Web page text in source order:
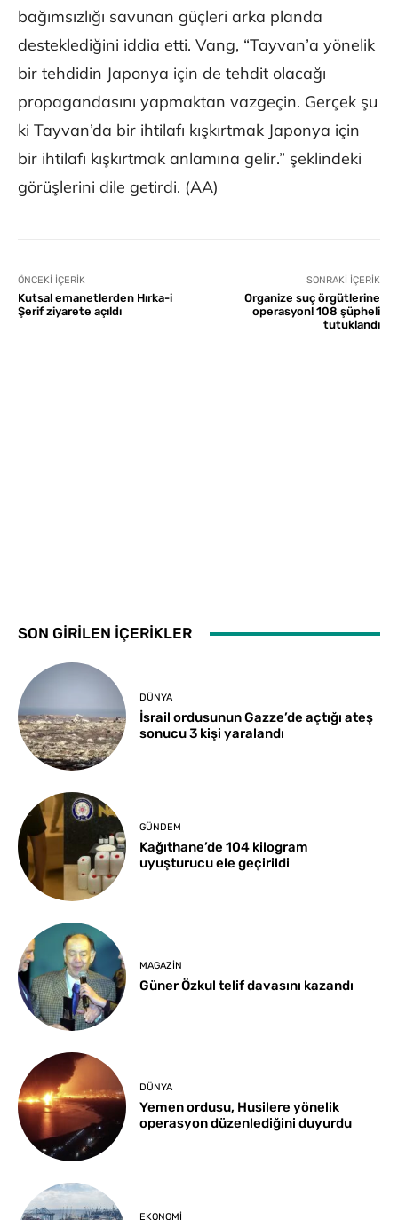
bağımsızlığı savunan güçleri arka planda
desteklediğini iddia etti. Vang, “Tayvan’a yönelik
bir tehdidin Japonya için de tehdit olacağı
propagandasını yapmaktan vazgeçin. Gerçek şu
ki Tayvan’da bir ihtilafı kışkırtmak Japonya için
bir ihtilafı kışkırtmak anlamına gelir.” şeklindeki
görüşlerini dile getirdi. (AA)
ÖNCEKI İÇERIK
Kutsal emanetlerden Hırka-i
Şerif ziyarete açıldı
SONRAKI İÇERIK
Organize suç örgütlerine
operasyon! 108 şüpheli
tutuklandı
SON GİRİLEN İÇERİKLER
DÜNYA
İsrail ordusunun Gazze’de açtığı ateş
sonucu 3 kişi yaralandı
GÜNDEM
Kağıthane’de 104 kilogram
uyuşturucu ele geçirildi
MAGAZIN
Güner Özkul telif davasını kazandı
DÜNYA
Yemen ordusu, Husilere yönelik
operasyon düzenlediğini duyurdu
EKONOMI